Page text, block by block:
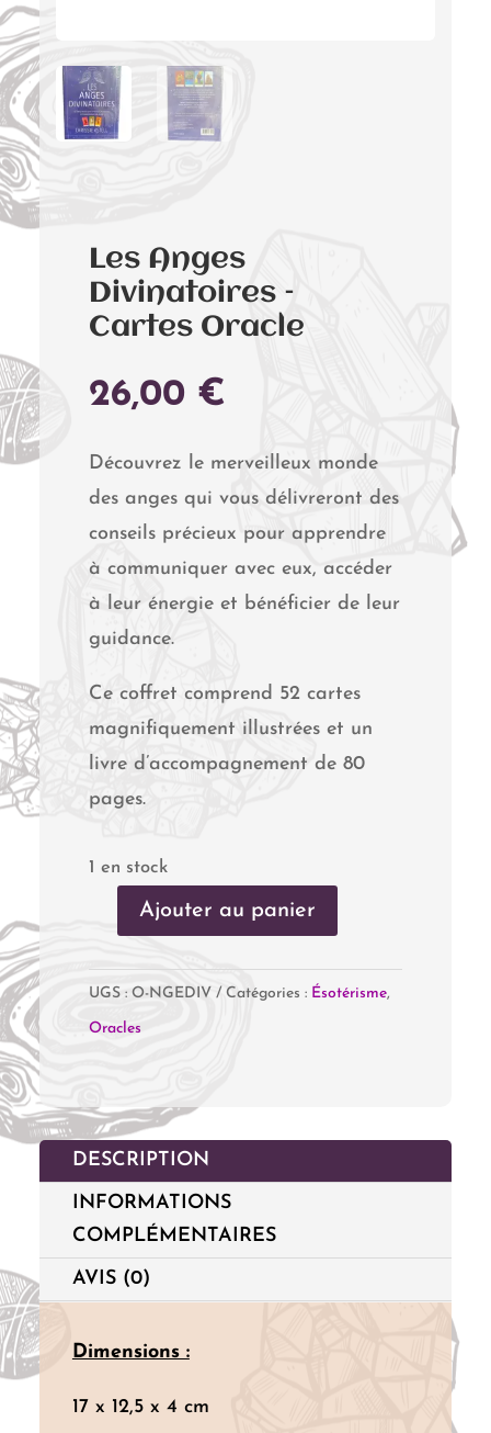
Les Anges
Divinatoires –
Cartes Oracle
26,00 €
Découvrez le merveilleux monde
des anges qui vous délivreront des
conseils précieux pour apprendre
à communiquer avec eux, accéder
à leur énergie et bénéficier de leur
guidance.
Ce coffret comprend 52 cartes
magnifiquement illustrées et un
livre d’accompagnement de 80
pages.
1 en stock
quantité
Les
Anges
-
Cartes
Oracle
Ajouter au panier
UGS : O-NGEDIV Catégories : Ésotérisme,
Oracles
DESCRIPTION
INFORMATIONS
COMPLÉMENTAIRES
AVIS (0)
Dimensions :
17 x 12,5 x 4 cm